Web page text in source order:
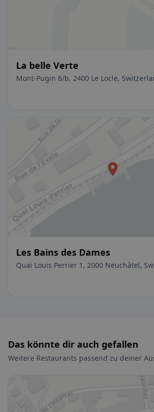
La belle Verte
Mont-Pugin 6/b, 2400 Le Locle,
Les Bains des Dames
Quai Louis Perrier 1, 2000 Neuchâtel,
Das könnte dir auch gefallen
Weitere Restaurants passend zu deiner